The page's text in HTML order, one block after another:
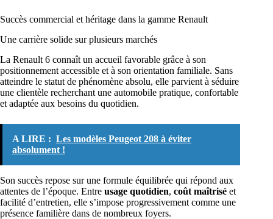
Succès commercial et héritage dans la gamme Renault
Une carrière solide sur plusieurs marchés
La Renault 6 connaît un accueil favorable grâce à son
positionnement accessible et à son orientation familiale. Sans
atteindre le statut de phénomène absolu, elle parvient à séduire
une clientèle recherchant une automobile pratique, confortable
et adaptée aux besoins du quotidien.
A LIRE : Les modèles Peugeot 208 à éviter
absolument !
Son succès repose sur une formule équilibrée qui répond aux
attentes de l’époque. Entre usage quotidien, coût maîtrisé et
facilité d’entretien, elle s’impose progressivement comme une
présence familière dans de nombreux foyers.